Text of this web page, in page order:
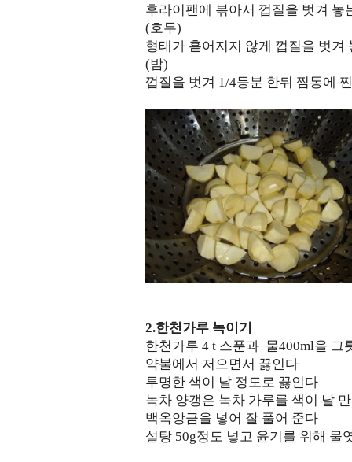
후라이팬에 볶아서 껍질을 벗겨 놓
(호두)
형태가 흩어지지 않게 껍질을 벗겨
(밤)
껍질을 벗겨 1/4등분 한뒤 찜통에
2.한천가루 녹이기
한천가루 4 t 스푼과 물400ml을 그
약불에서 저으면서 끓인다
투명한 색이 날 정도로 끓인다
녹차 양갱은 녹차 가루를 색이 날
백옥앙금을 넣어 잘 풀어 준다
설탕 50g정도 넣고 윤기를 위해 물